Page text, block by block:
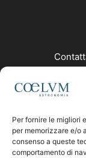
Per fornire le migliori
per memorizzare e/o
consenso a queste
comportamento di